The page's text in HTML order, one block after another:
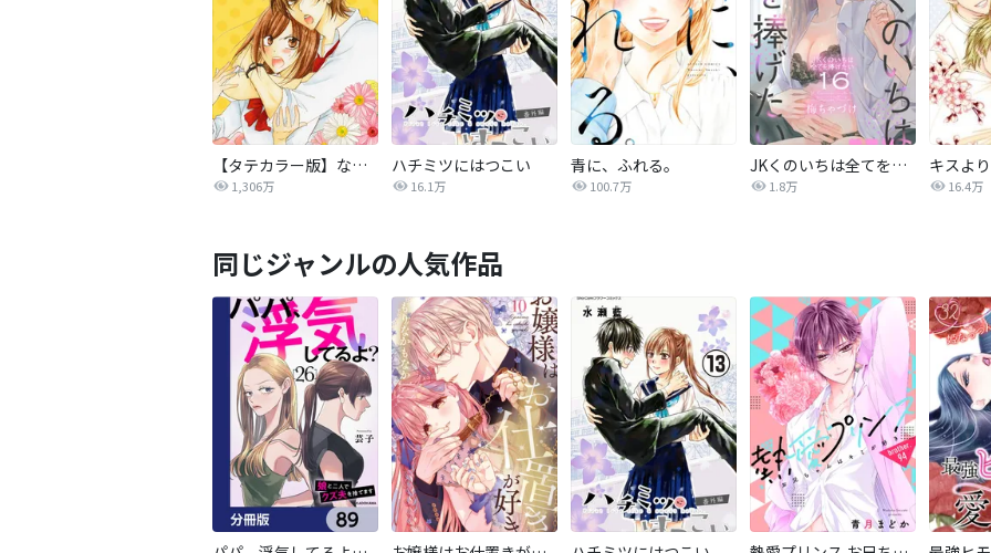
【タテカラー版】なまいきざかり。
1,306万
ハチミツにはつこい
16.1万
青に、ふれる。
100.7万
JKくのいちは全てを捧げたい
1.8万
キスよ
16.4万
同じジャンルの人気作品